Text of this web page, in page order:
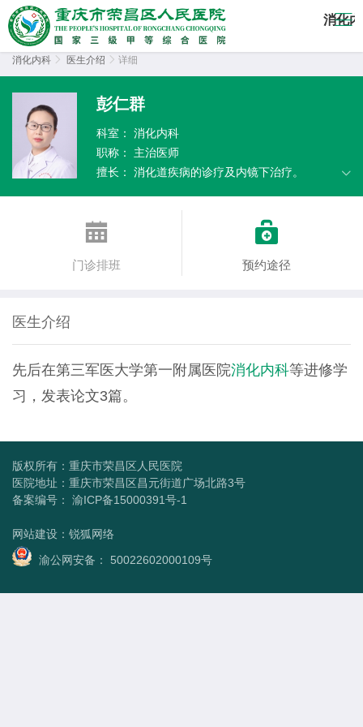
消化
消化内科  医生介绍  详细
彭仁群
科室：
消化内科
职称： 主治医师
擅长： 消化道疾病的诊疗及内镜下治疗。

门诊排班

预约途径
医生介绍
先后在第三军医大学第一附属医院消化内科等进修学
习，发表论文3篇。
版权所有：重庆市荣昌区人民医院
医院地址：重庆市荣昌区昌元街道广场北路3号
备案编号：
渝ICP备15000391号-1
网站建设 ： 锐狐网络
渝公网安备： 50022602000109号